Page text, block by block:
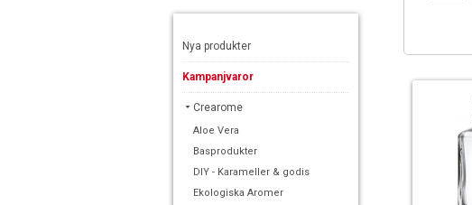
Nya produkter
Kampanjvaror
Crearome
Aloe Vera
Basprodukter
DIY - Karameller & godis
Ekologiska Aromer